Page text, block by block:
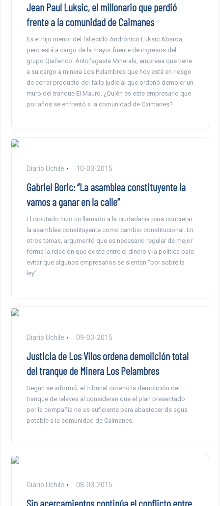
Jean Paul Luksic, el millonario que perdió
frente a la comunidad de Caimanes
Es el hijo menor del fallecido Andrónico Luksic Abaroa,
pero está a cargo de la mayor fuente de ingresos del
grupo Quiñenco: Antofagasta Minerals, empresa que tiene
a su cargo a minera Los Pelambres que hoy está en riesgo
de cerrar producto del fallo judicial que ordenó demoler un
muro del tranque El Mauro. ¿Quién es este empresario que
por años se enfrentó a la comunidad de Caimanes?
Diario Uchile 10-03-2015
Gabriel Boric: “La asamblea constituyente la
vamos a ganar en la calle”
El diputado hizo un llamado a la ciudadanía para concretar
la asamblea constituyente como cambio constitucional. En
otros temas, argumentó que es necesario regular de mejor
forma la relación que existe entre el dinero y la política para
evitar que algunos empresarios se sientan “por sobre la
ley”.
Diario Uchile 09-03-2015
Justicia de Los Vilos ordena demolición total
del tranque de Minera Los Pelambres
Según se informó, el tribunal ordenó la demolición del
tranque de relaves al consideran que el plan presentado
por la compañía no es suficiente para abastecer de agua
potable a la comunidad de Caimanes.
Diario Uchile 08-03-2015
Sin acercamientos continúa el conflicto entre